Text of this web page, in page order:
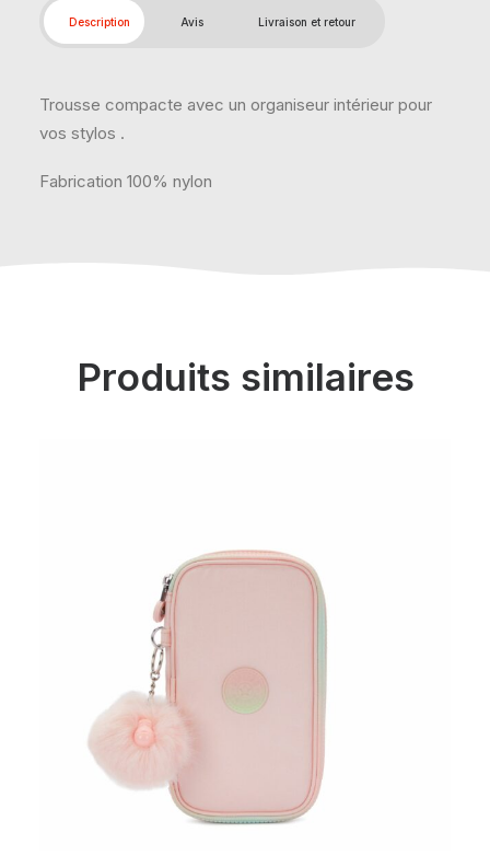
Description Avis Livraison et retour
Trousse compacte avec un organiseur intérieur pour
vos stylos .
Fabrication 100% nylon
Produits similaires